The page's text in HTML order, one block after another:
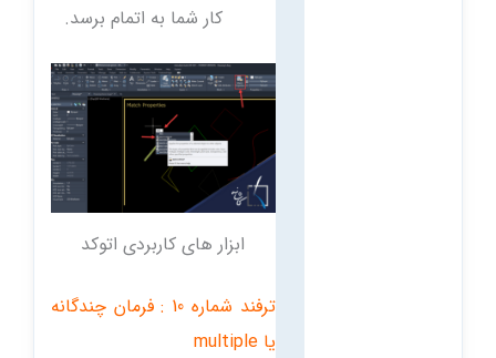
کار شما به اتمام برسد.
ابزار های کاربردی اتوکد
ترفند شماره 10 : فرمان چندگانه
یا multiple